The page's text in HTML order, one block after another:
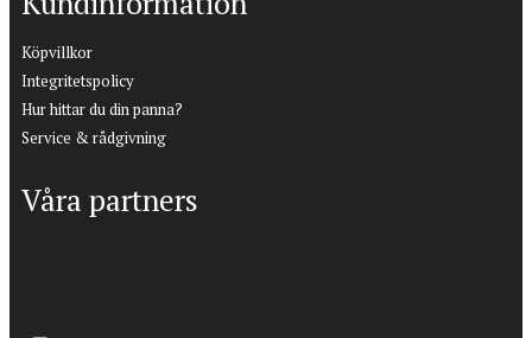
Köpvillkor
Integritetspolicy
Hur hittar du din panna?
Service & rådgivning
Våra partners